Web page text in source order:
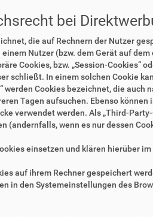
bei
die auf Rechnern der Nutzer
Nutzer (bzw. dem Gerät auf
Cookies, bzw. „Session-Cookies“
schließt. In einem solchen Cookie
werden Cookies bezeichnet, die
Tagen aufsuchen. Ebenso
verwendet werden. Als „Third-
(andernfalls, wenn es nur dessen
einsetzen und klären hierüber
auf ihrem Rechner gespeichert
in den Systemeinstellungen des